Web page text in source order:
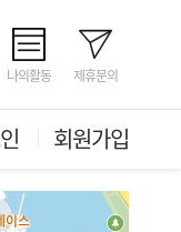
나의활동 제휴문의
회원가입